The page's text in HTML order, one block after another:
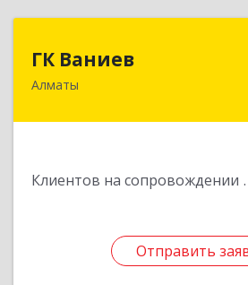
ГК Ваниев
Алматы
Клиентов на сопровождении
Отправить
Республика Казахстан,
Отправить